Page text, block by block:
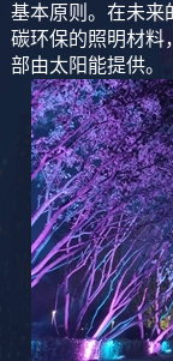
基本原则。在未来
碳环保的照明材料
部由太阳能提供。